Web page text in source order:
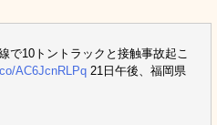
で10トントラックと接触事故起こ
AC6JcnRLPq 21日午後、福岡県